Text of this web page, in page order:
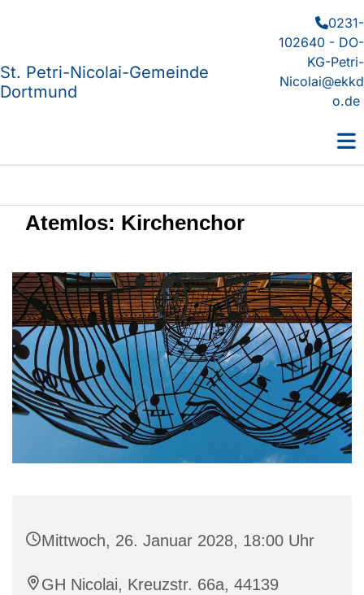
St. Petri-Nicolai-Gemeinde
Dortmund
0231-
102640 - DO-
KG-Petri-
Nicolai@ekkd
o.de
Atemlos: Kirchenchor
Mittwoch, 26. Januar 2028, 18:00 Uhr
GH Nicolai, Kreuzstr. 66a, 44139